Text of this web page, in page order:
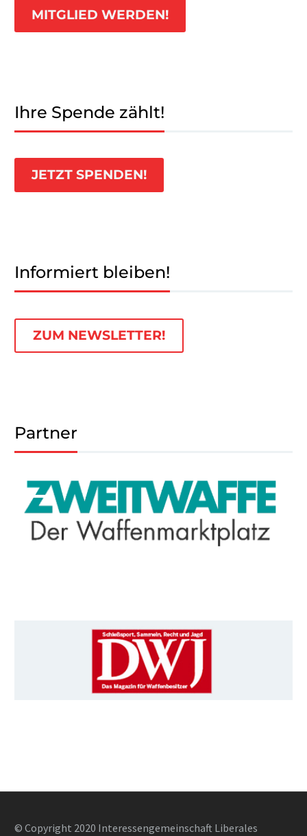
MITGLIED WERDEN!
Ihre Spende zählt!
JETZT SPENDEN!
Informiert bleiben!
ZUM NEWSLETTER!
Partner
© Copyright 2020 Interessengemeinschaft Liberales